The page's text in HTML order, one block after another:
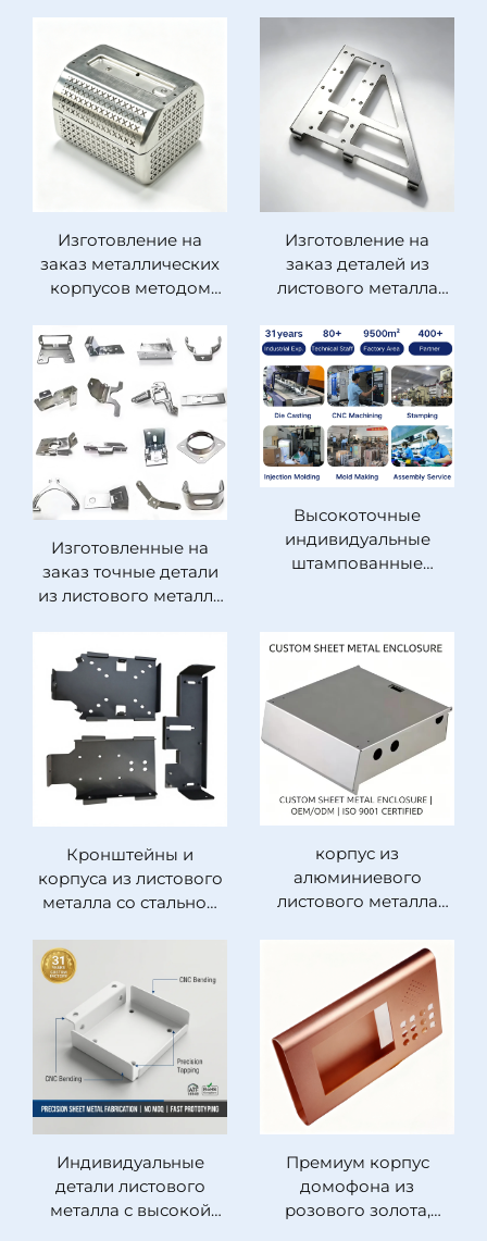
Изготовление на
заказ металлических
корпусов методом
техническим
требованиям OEM,
нержавеющая сталь
марок 304/316,
прецизионная
лазерная пробивка,
сборка заклёпками,
производство
изделий из листового
металла
Изготовление на
заказ деталей из
листового металла
алюминий) по
техническим
требованиям OEM,
прецизионная
пробивка и гибка,
изготовленные
компоненты для
промышленности,
промышленного
оборудования и
индивидуальная
механическая
обработка
Изготовленные на
заказ точные детали
из листового металла
нержавеющая сталь,
латунь, OEM-
изготовление
Высокоточные
индивидуальные
штампованные
заказу OEM:
нержавеющая сталь,
алюминий; гибка;
механической
обработки ±0,01 мм
Кронштейны и
корпуса из листового
металла со стальной
порошковым
покрытием,
индивидуальные
прецизионные
штампованные и
согнутые
металлические
компоненты по заказу
OEM
корпус из
алюминиевого
листового металла
индивидуальное
изготовление с
высокой точностью:
штамповка, гибка,
сварка;
металлический
каркас; услуги OEM и
сертифицировано по
стандарту ISO 9001;
корпус для
оборудования
Индивидуальные
детали листового
металла с высокой
Премиум корпус
домофона из
розового золота,